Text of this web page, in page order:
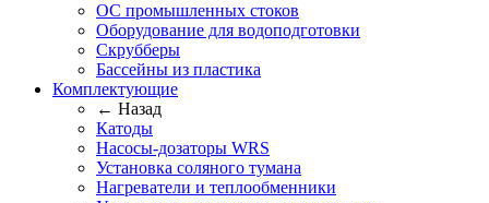
ОС промышленных стоков
Оборудование для водоподготовки
Скрубберы
Бассейны из пластика
Комплектующие
← Назад
Катоды
Насосы-дозаторы WRS
Установка соляного тумана
Нагреватели и теплообменники